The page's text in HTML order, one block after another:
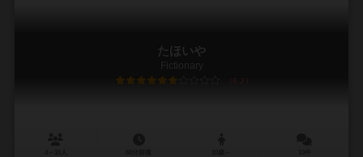
たほいや
Fictionary
6.2